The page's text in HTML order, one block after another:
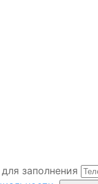
заполнения